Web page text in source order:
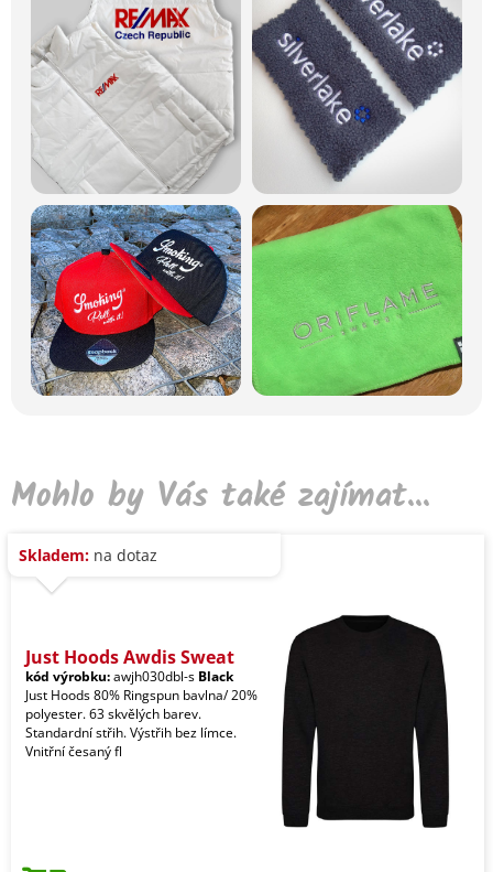
Mohlo by Vás také zajímat...
Skladem: na dotaz
Just Hoods Awdis Sweat
kód výrobku:awjh030dbl-s Black
Just Hoods 80% Ringspun bavlna/ 20%
polyester. 63 skvělých barev.
Standardní střih. Výstřih bez límce.
Vnitřní česaný fl